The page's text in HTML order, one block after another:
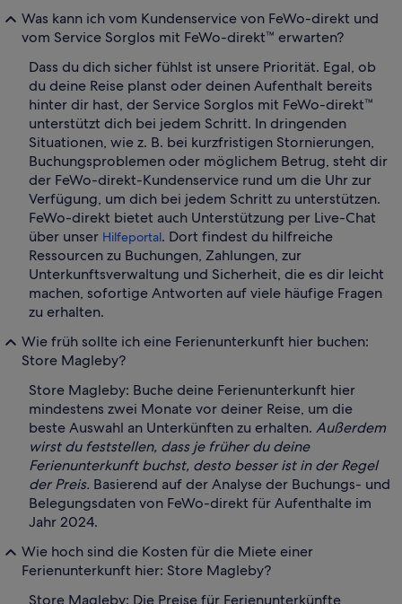
Was kann ich vom Kundenservice von FeWo-direkt und
vom Service Sorglos mit FeWo-direkt™ erwarten?
Dass du dich sicher fühlst ist unsere Priorität. Egal, ob
du deine Reise planst oder deinen Aufenthalt bereits
hinter dir hast, der Service Sorglos mit FeWo-direkt™
unterstützt dich bei jedem Schritt. In dringenden
Situationen, wie z. B. bei kurzfristigen Stornierungen,
Buchungsproblemen oder möglichem Betrug, steht dir
der FeWo-direkt-Kundenservice rund um die Uhr zur
Verfügung, um dich bei jedem Schritt zu unterstützen.
FeWo-direkt bietet auch Unterstützung per Live-Chat
über unser Hilfeportal. Dort findest du hilfreiche
Ressourcen zu Buchungen, Zahlungen, zur
Unterkunftsverwaltung und Sicherheit, die es dir leicht
machen, sofortige Antworten auf viele häufige Fragen
zu erhalten.
Wie früh sollte ich eine Ferienunterkunft hier buchen:
Store Magleby?
Store Magleby: Buche deine Ferienunterkunft hier
mindestens zwei Monate vor deiner Reise, um die
beste Auswahl an Unterkünften zu erhalten. Außerdem
wirst du feststellen, dass je früher du deine
Ferienunterkunft buchst, desto besser ist in der Regel
der Preis. Basierend auf der Analyse der Buchungs- und
Belegungsdaten von FeWo-direkt für Aufenthalte im
Jahr 2024.
Wie hoch sind die Kosten für die Miete einer
Ferienunterkunft hier: Store Magleby?